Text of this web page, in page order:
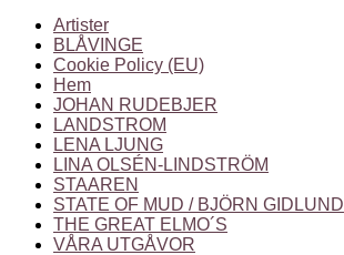
Artister
BLÅVINGE
Cookie Policy (EU)
Hem
JOHAN RUDEBJER
LANDSTROM
LENA LJUNG
LINA OLSÉN-LINDSTRÖM
STAAREN
STATE OF MUD / BJÖRN GIDLUND
THE GREAT ELMO´S
VÅRA UTGÅVOR